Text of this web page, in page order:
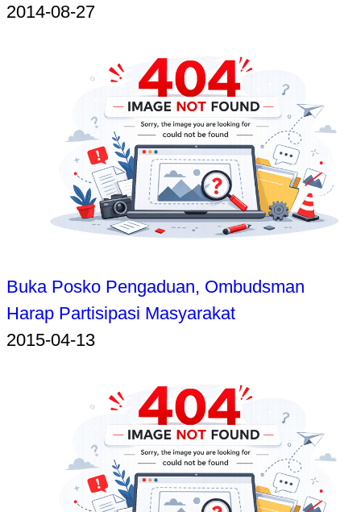
2014-08-27
Buka Posko Pengaduan, Ombudsman
Harap Partisipasi Masyarakat
2015-04-13